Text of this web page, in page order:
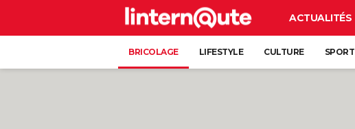
ACTUALITÉS
BRICOLAGE LIFESTYLE CULTURE SPORT